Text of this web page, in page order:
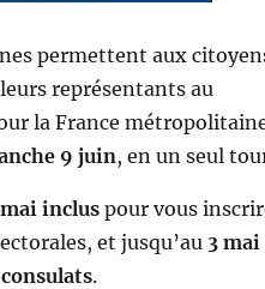
permettent aux
représentants au
la France
9 juin, en un seul
incluspour vous
et jusqu’au 3 mai
.